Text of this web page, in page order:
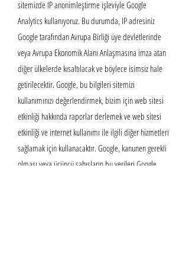
sitemizde IP anonimleştirme işleviyle Google
Analytics kullanıyoruz. Bu durumda, IP adresiniz
Google tarafından Avrupa Birliği üye devletlerinde
veya Avrupa Ekonomik Alanı Anlaşmasına imza atan
diğer ülkelerde kısaltılacak ve böylece isimsiz hale
getirilecektir. Google, bu bilgileri sitemizi
kullanımınızı değerlendirmek, bizim için web sitesi
etkinliği hakkında raporlar derlemek ve web sitesi
etkinliği ve internet kullanımı ile ilgili diğer hizmetleri
sağlamak için kullanacaktır. Google, kanunen gerekli
olması veya üçüncü şahısların bu verileri Google